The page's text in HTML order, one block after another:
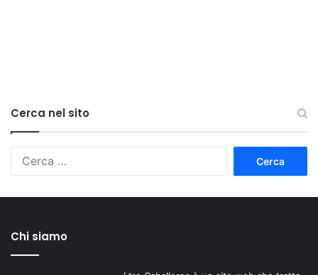
Cerca nel sito
Chi siamo